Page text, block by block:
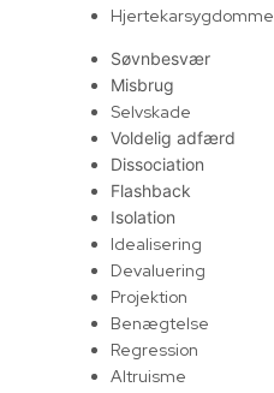
Hjertekarsygdomme
Søvnbesvær
Misbrug
Selvskade
Voldelig adfærd
Dissociation
Flashback
Isolation
Idealisering
Devaluering
Projektion
Benægtelse
Regression
Altruisme